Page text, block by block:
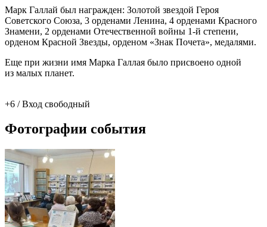
Марк Галлай был награжден: Золотой звездой Героя
Советского Союза, 3 орденами Ленина, 4 орденами Красного
Знамени, 2 орденами Отечественной войны 1-й степени,
орденом Красной Звезды, орденом «Знак Почета», медалями.
Еще при жизни имя Марка Галлая было присвоено одной
из малых планет.
+6 / Вход свободный
Фотографии события